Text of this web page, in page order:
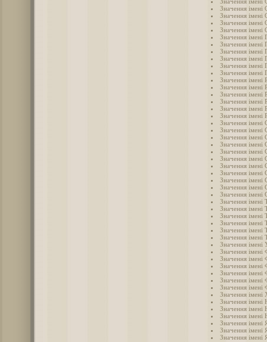
Значення імені
Значення імені
Значення імені
Значення імені
Значення імені
Значення імені
Значення імені
Значення імені
Значення імені
Значення імені
Значення імені
Значення імені
Значення імені
Значення імені
Значення імені
Значення імені
Значення імені
Значення імені
Значення імені
Значення імені
Значення імені
Значення імені
Значення імені
Значення імені
Значення імені
Значення імені
Значення імені
Значення імені
Значення імені
Значення імені
Значення імені
Значення імені
Значення імені
Значення імені
Значення імені
Значення імені
Значення імені
Значення імені
Значення імені
Значення імені
Значення імені
Значення імені
Значення імені
Значення імені
Значення
Значення імені
Значення імені
Значення імені